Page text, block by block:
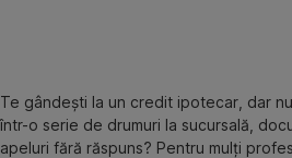
Te gândești la un credit ipotecar, dar
într-o serie de drumuri la sucursală,
apeluri fără răspuns? Pentru mulți